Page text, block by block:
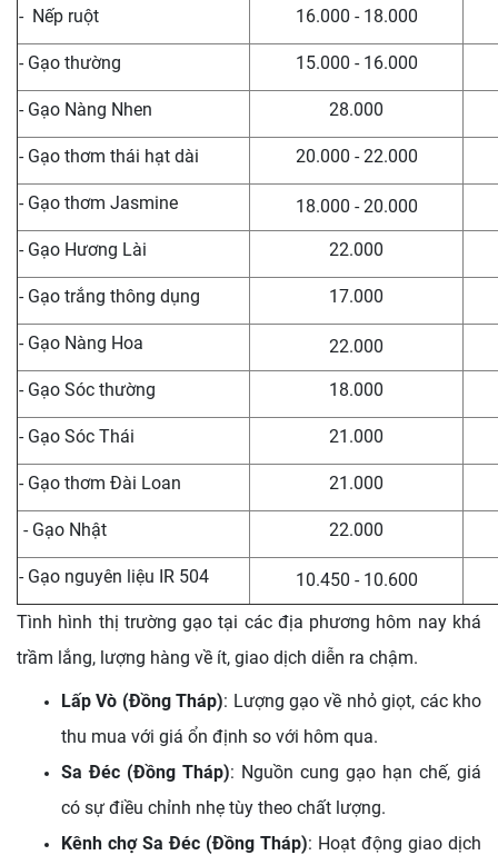
- Nếp ruột 16.000 - 18.000
- Gạo thường 15.000 - 16.000
- Gạo Nàng Nhen 28.000
- Gạo thơm thái hạt dài 20.000 - 22.000
- Gạo thơm Jasmine 18.000 - 20.000
- Gạo Hương Lài 22.000
- Gạo trắng thông dụng 17.000
- Gạo Nàng Hoa 22.000
- Gạo Sóc thường 18.000
- Gạo Sóc Thái 21.000
- Gạo thơm Đài Loan 21.000
- Gạo Nhật 22.000
- Gạo nguyên liệu IR 504
10.450 - 10.600
Tình hình thị trường gạo tại các địa phương hôm nay khá
trầm lắng, lượng hàng về ít, giao dịch diễn ra chậm.
Lấp Vò (Đồng Tháp): Lượng gạo về nhỏ giọt, các kho
thu mua với giá ổn định so với hôm qua.
Sa Đéc (Đồng Tháp): Nguồn cung gạo hạn chế, giá
có sự điều chỉnh nhẹ tùy theo chất lượng.
Kênh chợ Sa Đéc (Đồng Tháp): Hoạt động giao dịch